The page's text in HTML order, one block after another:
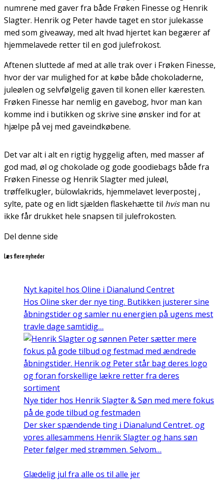
numrene med gaver fra både Frøken Finesse og Henrik
Slagter. Henrik og Peter havde taget en stor julekasse
med som giveaway, med alt hvad hjertet kan begærer af
hjemmelavede retter til en god julefrokost.
Aftenen sluttede af med at alle trak over i Frøken Finesse,
hvor der var mulighed for at købe både chokoladerne,
juleølen og selvfølgelig gaven til konen eller kæresten.
Frøken Finesse har nemlig en gavebog, hvor man kan
komme ind i butikken og skrive sine ønsker ind for at
hjælpe på vej med gaveindkøbene.
Det var alt i alt en rigtig hyggelig aften, med masser af
god mad, øl og chokolade og gode goodiebags både fra
Frøken Finesse og Henrik Slagter med juleøl,
trøffelkugler, bülowlakrids, hjemmelavet leverpostej ,
sylte, pate og en lidt sjælden flaskehætte til hvisman nu
ikke får drukket hele snapsen til julefrokosten.
Del denne side
Læs flere nyheder
Nyt kapitel hos Oline i Dianalund Centret
Hos Oline sker der nye ting. Butikken justerer sine
åbningstider og samler nu energien på ugens mest
travle dage samtidig…
Nye tider hos Henrik Slagter & Søn med mere fokus
på de gode tilbud og festmaden
Der sker spændende ting i Dianalund Centret, og
vores allesammens Henrik Slagter og hans søn
Peter følger med strømmen. Selvom…
Glædelig jul fra alle os til alle jer